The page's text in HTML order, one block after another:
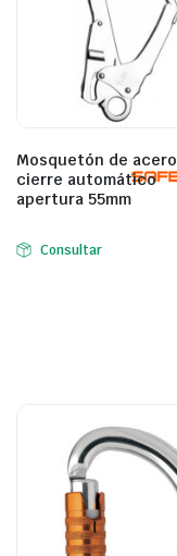
Mosquetón de acero
cierre automático
apertura 55mm
Consultar